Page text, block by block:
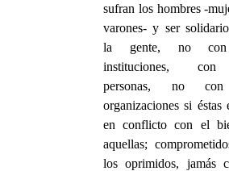
sufran los hombres -
varones- y ser
la gente, no
instituciones,
personas, no
organizaciones si éstas
en conflicto con el
aquellas;
los oprimidos, jamás